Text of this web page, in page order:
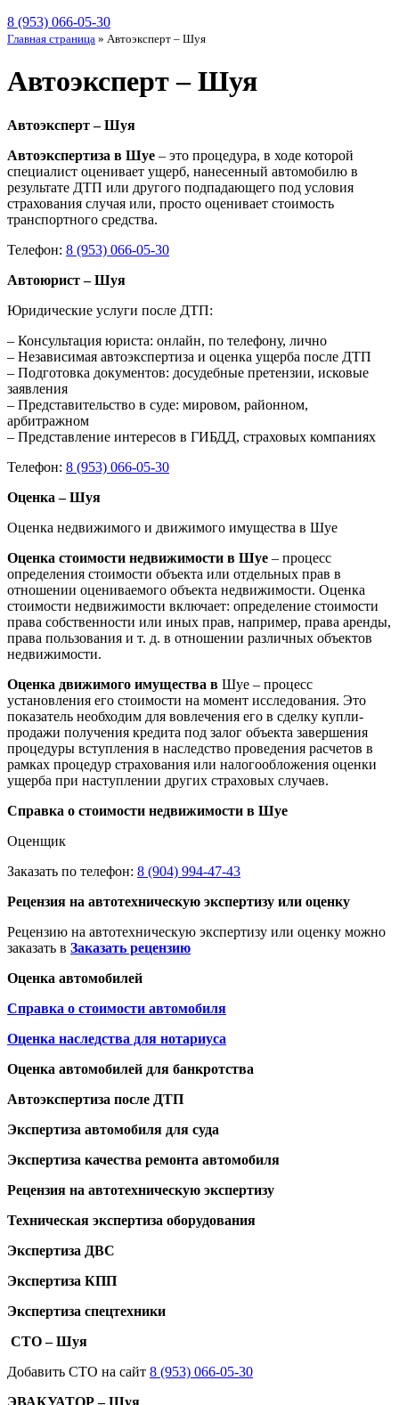
8 (953) 066-05-30
Главная страница » Автоэксперт – Шуя
Автоэксперт – Шуя
Автоэксперт – Шуя
Автоэкспертиза в Шуе – это процедура, в ходе которой
специалист оценивает ущерб, нанесенный автомобилю в
результате ДТП или другого подпадающего под условия
страхования случая или, просто оценивает стоимость
транспортного средства.
Телефон: 8 (953) 066-05-30
Автоюрист – Шуя
Юридические услуги после ДТП:
– Консультация юриста: онлайн, по телефону, лично
– Независимая автоэкспертиза и оценка ущерба после ДТП
– Подготовка документов: досудебные претензии, исковые
заявления
– Представительство в суде: мировом, районном,
арбитражном
– Представление интересов в ГИБДД, страховых компаниях
Телефон: 8 (953) 066-05-30
Оценка – Шуя
Оценка недвижимого и движимого имущества в Шуе
Оценка стоимости недвижимости в Шуе – процесс
определения стоимости объекта или отдельных прав в
отношении оцениваемого объекта недвижимости. Оценка
стоимости недвижимости включает: определение стоимости
права собственности или иных прав, например, права аренды,
права пользования и т. д. в отношении различных объектов
недвижимости.
Оценка движимого имущества в Шуе – процесс
установления его стоимости на момент исследования. Это
показатель необходим для вовлечения его в сделку купли-
продажи получения кредита под залог объекта завершения
процедуры вступления в наследство проведения расчетов в
рамках процедур страхования или налогообложения оценки
ущерба при наступлении других страховых случаев.
Справка о стоимости недвижимости в Шуе
Оценщик
Заказать по телефон: 8 (904) 994-47-43
Рецензия на автотехническую экспертизу или оценку
Рецензию на автотехническую экспертизу или оценку можно
заказать в Заказать рецензию
Оценка автомобилей
Справка о стоимости автомобиля
Оценка наследства для нотариуса
Оценка автомобилей для банкротства
Автоэкспертиза после ДТП
Экспертиза автомобиля для суда
Экспертиза качества ремонта автомобиля
Рецензия на автотехническую экспертизу
Техническая экспертиза оборудования
Экспертиза ДВС
Экспертиза КПП
Экспертиза спецтехники
СТО – Шуя
Добавить СТО на сайт 8 (953) 066-05-30
ЭВАКУАТОР – Шуя